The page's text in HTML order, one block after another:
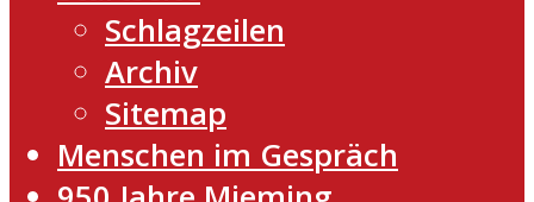
Schlagzeilen
Archiv
Sitemap
Menschen im Gespräch